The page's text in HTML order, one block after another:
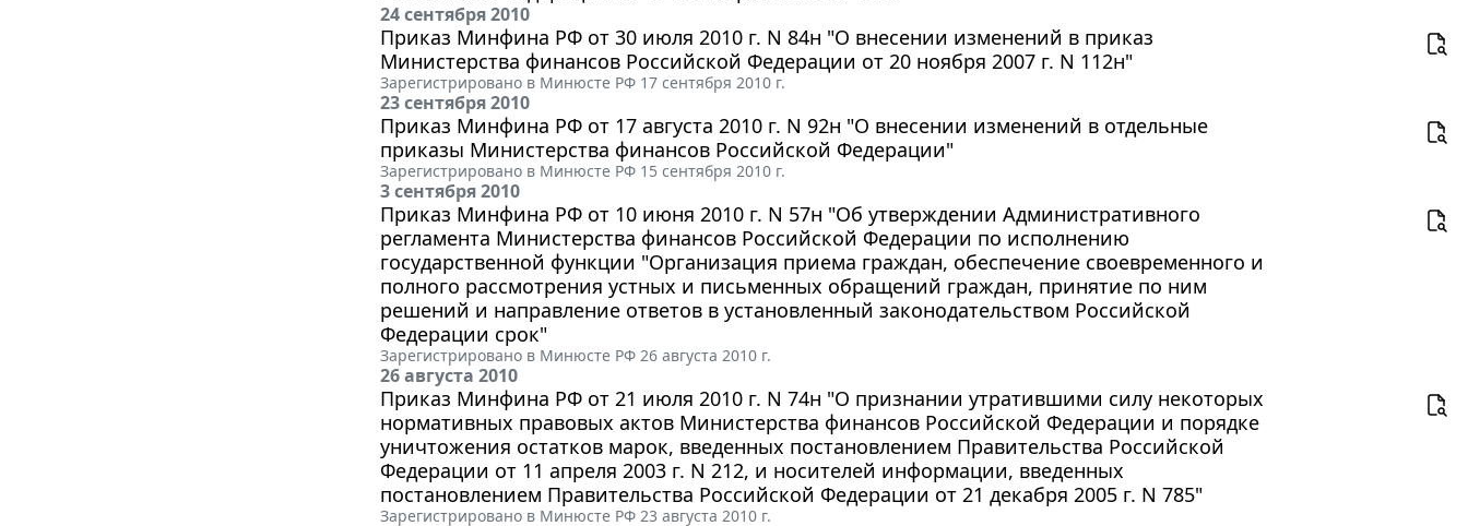
24 сентября 2010
Приказ Минфина РФ от 30 июля 2010 г. N 84н "О внесении изменений в приказ
Министерства финансов Российской Федерации от 20 ноября 2007 г. N 112н"
Зарегистрировано в Минюсте РФ 17 сентября 2010 г.
23 сентября 2010
Приказ Минфина РФ от 17 августа 2010 г. N 92н "О внесении изменений в отдельные
приказы Министерства финансов Российской Федерации"
Зарегистрировано в Минюсте РФ 15 сентября 2010 г.
3 сентября 2010
Приказ Минфина РФ от 10 июня 2010 г. N 57н "Об утверждении Административного
регламента Министерства финансов Российской Федерации по исполнению
государственной функции "Организация приема граждан, обеспечение своевременного и
полного рассмотрения устных и письменных обращений граждан, принятие по ним
решений и направление ответов в установленный законодательством Российской
Федерации срок"
Зарегистрировано в Минюсте РФ 26 августа 2010 г.
26 августа 2010
Приказ Минфина РФ от 21 июля 2010 г. N 74н "О признании утратившими силу некоторых
нормативных правовых актов Министерства финансов Российской Федерации и порядке
уничтожения остатков марок, введенных постановлением Правительства Российской
Федерации от 11 апреля 2003 г. N 212, и носителей информации, введенных
постановлением Правительства Российской Федерации от 21 декабря 2005 г. N 785"
Зарегистрировано в Минюсте РФ 23 августа 2010 г.